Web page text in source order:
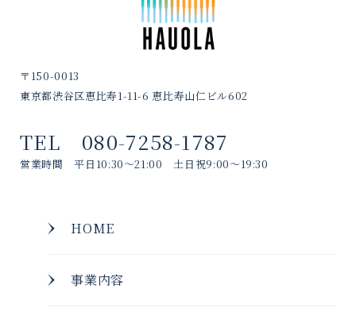
〒150-0013
東京都渋谷区恵比寿1-11-6 恵比寿山仁ビル602
TEL 080-7258-1787
営業時間 平日10:30～21:00 土日祝9:00～19:30
HOME
事業内容